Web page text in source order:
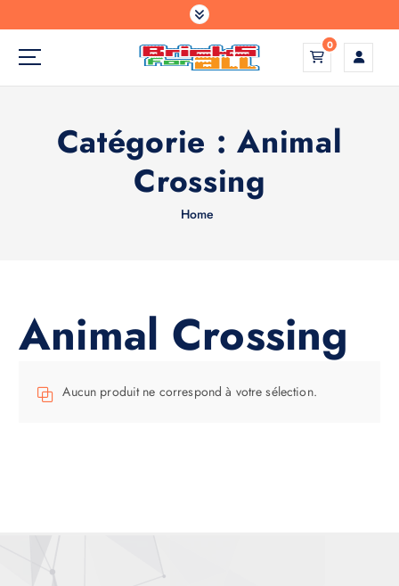
k
t
Construisez votre monde comme vous l'avez imaginé
0
Catégorie :Animal
Crossing
Home
Animal Crossing
Aucun produit ne correspond à votre sélection.